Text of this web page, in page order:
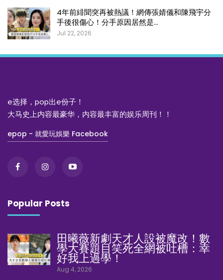
4年前緋聞突再被熱議！網傳張婧儀和陳飛宇分
手後很傷心！分手原因居然是…
Jul 22, 2026
e选择，pop出e份子！
大马史上内容最豪华，内容最丰富的娱乐周刊！！
epop - 就愛玩娛樂 Facebook
Popular Posts
田曦薇新劇天才人設被魔改！數
學大賽題目笑死全網被吐槽：幸
好我上過學！
Aug 4, 2026